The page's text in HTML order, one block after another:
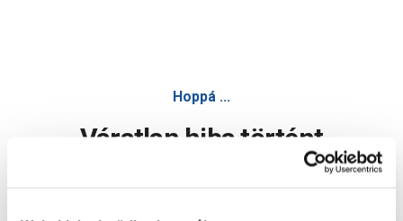
Hoppá ...
Váratlan hiba történt